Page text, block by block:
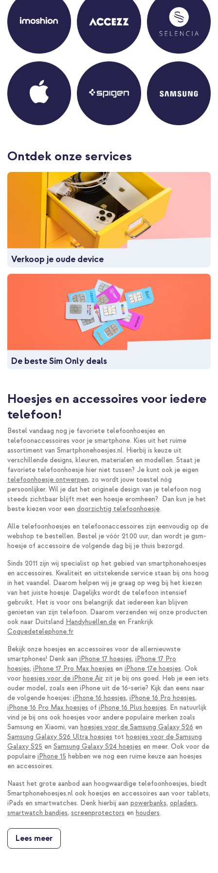
Ontdek onze services
Verkoop je oude device
De beste Sim Only deals
Hoesjes en accessoires voor iedere
telefoon!
Bestel vandaag nog je favoriete telefoonhoesjes en
telefoonaccessoires voor je smartphone. Kies uit het ruime
assortiment van Smartphonehoesjes.nl. Hierbij is keuze uit
verschillende designs, kleuren, materialen en modellen. Staat je
favoriete telefoonhoesje hier niet tussen? Je kunt ook je eigen
telefoonhoesje ontwerpen, zo wordt jouw toestel nóg
persoonlijker. Wil je dat het originele design van je telefoon nog
steeds zichtbaar blijft met een hoesje eromheen? Dan kun je het
beste kiezen voor een doorzichtig telefoonhoesje.
Alle telefoonhoesjes en telefoonaccessoires zijn eenvoudig op de
webshop te bestellen. Bestel je vóór 21.00 uur, dan wordt je gsm-
hoesje of accessoire de volgende dag bij je thuis bezorgd.
Sinds 2011 zijn wij specialist op het gebied van smartphonehoesjes
en accessoires. Kwaliteit en uitstekende service staan bij ons hoog
in het vaandel. Daarom helpen wij je graag op weg bij het kiezen
van het juiste hoesje. Dagelijks wordt de telefoon intensief
gebruikt. Het is voor ons belangrijk dat iedereen kan blijven
genieten van zijn telefoon. Daarom verzenden wij onze producten
ook naar Duitsland Handyhuellen.de en Frankrijk
Coquedetelephone.fr
Bekijk onze hoesjes en accessoires voor de allernieuwste
smartphones! Denk aan iPhone 17 hoesjes, iPhone 17 Pro
hoesjes, iPhone 17 Pro Max hoesjes en iPhone 17e hoesjes. Ook
voor hoesjes voor de iPhone Air zit je bij ons goed. Heb je een iets
ouder model, zoals een iPhone uit de 16-serie? Kijk dan eens naar
de volgende hoesjes: iPhone 16 hoesjes, iPhone 16 Pro hoesjes,
iPhone 16 Pro Max hoesjes of iPhone 16 Plus hoesjes. En natuurlijk
vind je bij ons ook hoesjes voor andere populaire merken zoals
Samsung en Xiaomi, van hoesjes voor de Samsung Galaxy S26 en
Samsung Galaxy S26 Ultra hoesjes tot hoesjes voor de Samsung
Galaxy S25 en Samsung Galaxy S24 hoesjes en meer. Ook voor de
populaire iPhone 15 hebben we nog een ruime keuze aan hoesjes
en accessoires.
Naast het grote aanbod aan hoogwaardige telefoonhoesjes, biedt
Smartphonehoesjes.nl ook hoesjes en accessoires aan voor tablets,
iPads en smartwatches. Denk hierbij aan powerbanks, opladers,
smartwatch bandjes, screenprotectors en houders.
Lees meer